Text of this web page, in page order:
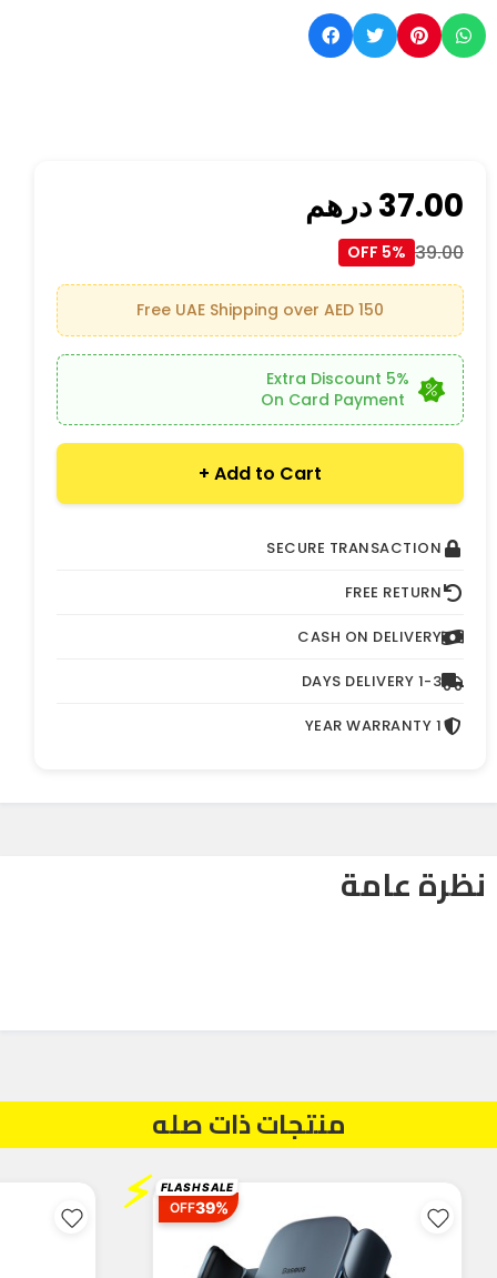
37.00درهم
39.00
5% OFF
Free UAE Shipping over AED 150
On Card Payment
Add to Cart +
SECURE TRANSACTION
FREE RETURN
CASH ON DELIVERY
1-3 DAYS DELIVERY
1 YEAR WARRANTY
نظرة عامة
منتجات ذات صله
⚡ FLASH SALE
39%
OFF